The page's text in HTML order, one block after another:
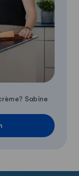
Sabine